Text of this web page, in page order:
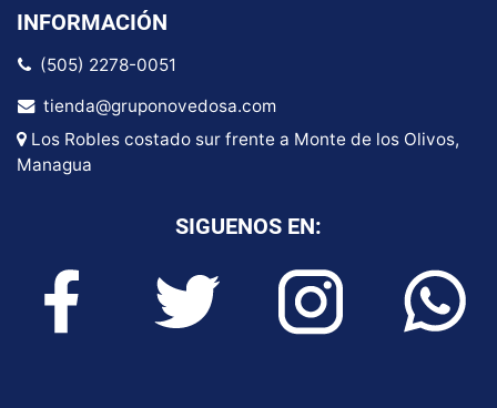
INFORMACIÓN
(505) 2278-0051
tienda@gruponovedosa.com
Los Robles costado sur frente a Monte de los Olivos,
Managua
SIGUENOS EN: